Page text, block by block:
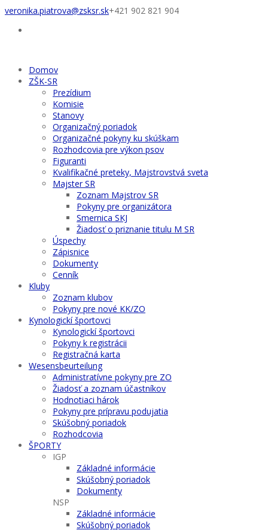
veronika.piatrova@zsksr.sk+421 902 821 904
Domov
ZŠK-SR
Prezídium
Komisie
Stanovy
Organizačný poriadok
Organizačné pokyny ku skúškam
Rozhodcovia pre výkon psov
Figuranti
Kvalifikačné preteky, Majstrovstvá sveta
Majster SR
Zoznam Majstrov SR
Pokyny pre organizátora
Smernica SKJ
Žiadosť o priznanie titulu M SR
Úspechy
Zápisnice
Dokumenty
Cenník
Kluby
Zoznam klubov
Pokyny pre nové KK/ZO
Kynologickí športovci
Kynologickí športovci
Pokyny k registrácii
Registračná karta
Wesensbeurteilung
Administratívne pokyny pre ZO
Žiadosť a zoznam účastníkov
Hodnotiaci hárok
Pokyny pre prípravu podujatia
Skúšobný poriadok
Rozhodcovia
ŠPORTY
IGP
Základné informácie
Skúšobný poriadok
Dokumenty
NSP
Základné informácie
Skúšobný poriadok